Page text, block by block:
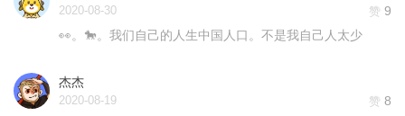
2020-08-30 赞 9
👀。🐎。我们自己的人生中国人口。不是我自己人太少
杰杰
2020-08-19 赞 8